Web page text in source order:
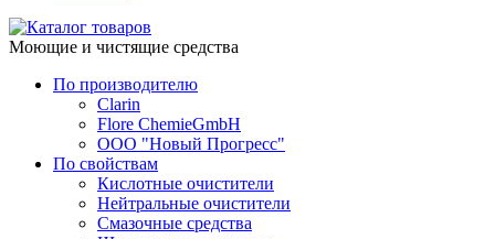
Моющие и чистящие средства
По производителю
Clarin
Flore ChemieGmbH
ООО "Новый Прогресс"
По свойствам
Кислотные очистители
Нейтральные очистители
Смазочные средства